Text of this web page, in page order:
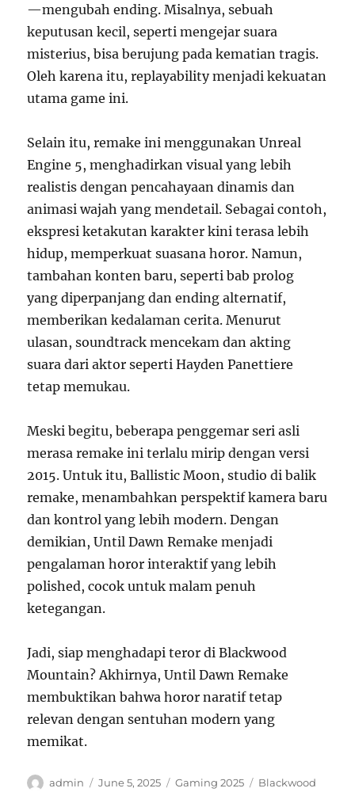
—mengubah ending. Misalnya, sebuah
keputusan kecil, seperti mengejar suara
misterius, bisa berujung pada kematian tragis.
Oleh karena itu, replayability menjadi kekuatan
utama game ini.
Selain itu, remake ini menggunakan Unreal
Engine 5, menghadirkan visual yang lebih
realistis dengan pencahayaan dinamis dan
animasi wajah yang mendetail. Sebagai contoh,
ekspresi ketakutan karakter kini terasa lebih
hidup, memperkuat suasana horor. Namun,
tambahan konten baru, seperti bab prolog
yang diperpanjang dan ending alternatif,
memberikan kedalaman cerita. Menurut
ulasan, soundtrack mencekam dan akting
suara dari aktor seperti Hayden Panettiere
tetap memukau.
Meski begitu, beberapa penggemar seri asli
merasa remake ini terlalu mirip dengan versi
2015. Untuk itu, Ballistic Moon, studio di balik
remake, menambahkan perspektif kamera baru
dan kontrol yang lebih modern. Dengan
demikian, Until Dawn Remake menjadi
pengalaman horor interaktif yang lebih
polished, cocok untuk malam penuh
ketegangan.
Jadi, siap menghadapi teror di Blackwood
Mountain? Akhirnya, Until Dawn Remake
membuktikan bahwa horor naratif tetap
relevan dengan sentuhan modern yang
memikat.
Author
admin
Posted
June 5, 2025 Categories
Gaming 2025 Tags
Blackwood